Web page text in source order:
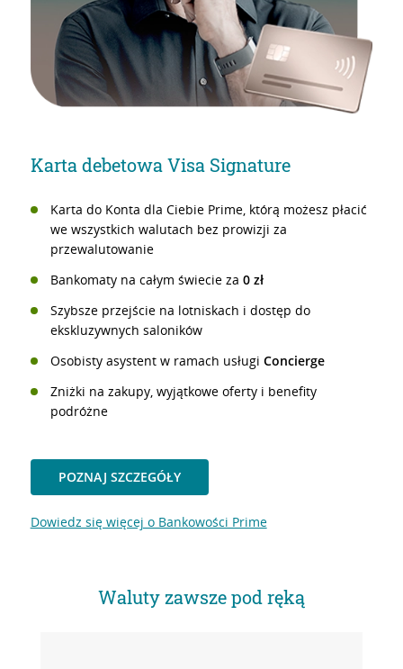
Karta debetowa Visa Signature
Karta do Konta dla Ciebie Prime, którą możesz płacić
we wszystkich walutach bez prowizji za
przewalutowanie
Bankomaty na całym świecie za 0 zł
Szybsze przejście na lotniskach i dostęp do
ekskluzywnych saloników
Osobisty asystent w ramach usługi Concierge
Zniżki na zakupy, wyjątkowe oferty i benefity
podróżne
POZNAJ SZCZEGÓŁY
Dowiedz się więcej o Bankowości Prime
Waluty zawsze pod ręką